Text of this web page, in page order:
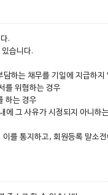
.
습니다.
하는 채무를 기일에 지급하지
를 위협하는 경우
하는 경우
그 사유가 시정되지 아니하
를 통지하고, 회원등록 말소